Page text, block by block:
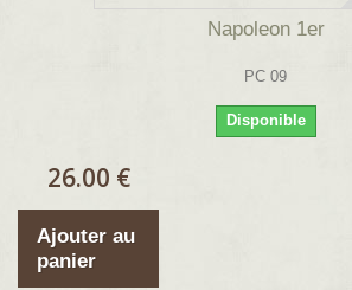
Napoleon 1er
PC 09
Disponible
26.00 €
Ajouter au
panier